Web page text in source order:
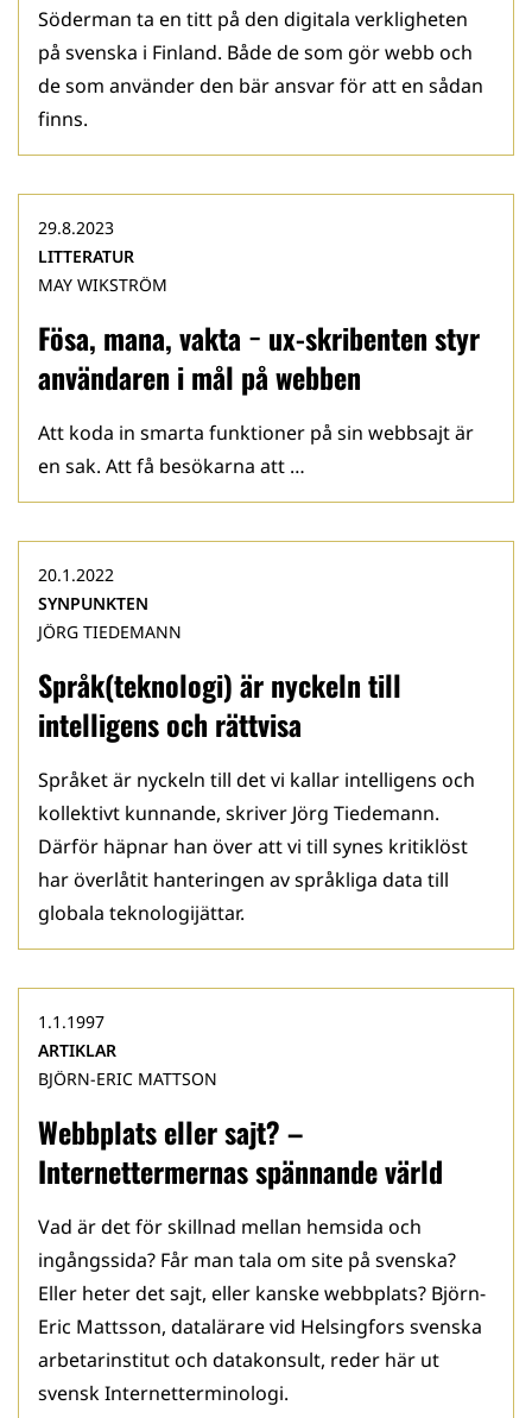
Söderman ta en titt på den digitala verkligheten
på svenska i Finland. Både de som gör webb och
de som använder den bär ansvar för att en sådan
finns.
Fösa, mana, vakta − ux-skribenten styr
användaren i mål på webben
29.8.2023
LITTERATUR
MAY WIKSTRÖM
Att koda in smarta funktioner på sin webbsajt är
en sak. Att få besökarna att …
Språk(teknologi) är nyckeln till
intelligens och rättvisa
20.1.2022
SYNPUNKTEN
JÖRG TIEDEMANN
Språket är nyckeln till det vi kallar intelligens och
kollektivt kunnande, skriver Jörg Tiedemann.
Därför häpnar han över att vi till synes kritiklöst
har överlåtit hanteringen av språkliga data till
globala teknologijättar.
Webbplats eller sajt? –
Internettermernas spännande värld
1.1.1997
ARTIKLAR
BJÖRN-ERIC MATTSON
Vad är det för skillnad mellan hemsida och
ingångssida? Får man tala om site på svenska?
Eller heter det sajt, eller kanske webbplats? Björn-
Eric Mattsson, datalärare vid Helsingfors svenska
arbetarinstitut och datakonsult, reder här ut
svensk Internetterminologi.